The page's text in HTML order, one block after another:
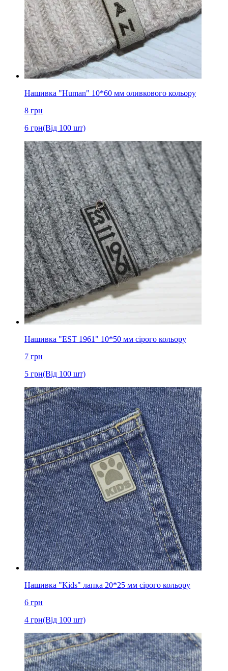
Нашивка "Human" 10*60 мм оливкового кольору
8 грн
6 грн(Від 100 шт)
Нашивка "EST 1961" 10*50 мм сірого кольору
7 грн
5 грн(Від 100 шт)
Нашивка "Kids" лапка 20*25 мм сірого кольору
6 грн
4 грн(Від 100 шт)